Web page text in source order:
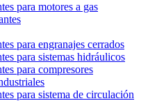
para motores a gas
para engranajes cerrados
para sistemas hidráulicos
para compresores
para sistema de circulación